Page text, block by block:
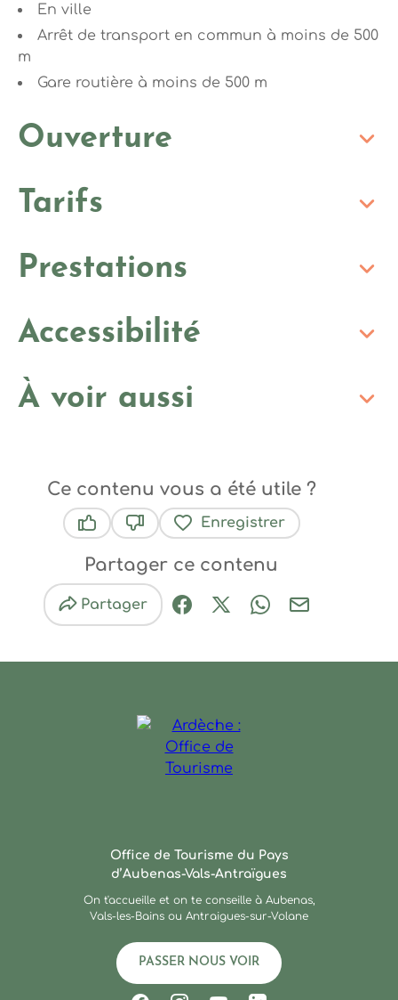
En ville
Arrêt de transport en commun à moins de 500
m
Gare routière à moins de 500 m
Ouverture
Tarifs
Prestations
Accessibilité
À voir aussi
Ce contenu vous a été utile ?
Enregistrer
Partager ce contenu
Partager
Partager sur Facebook
Partager sur X / Twitter
Partager sur
Partager par
Office de Tourisme du Pays
d’Aubenas-Vals-Antraïgues
On t'accueille et on te conseille à Aubenas,
Vals-les-Bains ou Antraigues-sur-Volane
PASSER NOUS VOIR